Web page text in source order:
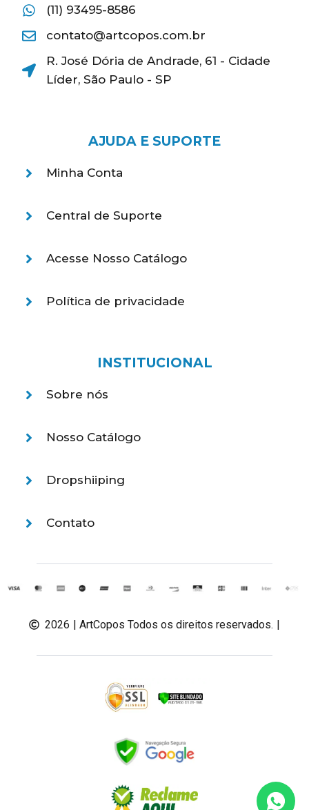
(11) 93495-8586
contato@artcopos.com.br
R. José Dória de Andrade, 61 - Cidade
Líder, São Paulo - SP
AJUDA E SUPORTE
Minha Conta
Central de Suporte
Acesse Nosso Catálogo
Política de privacidade
INSTITUCIONAL
Sobre nós
Nosso Catálogo
Dropshiiping
Contato
2026 | ArtCopos Todos os direitos reservados.